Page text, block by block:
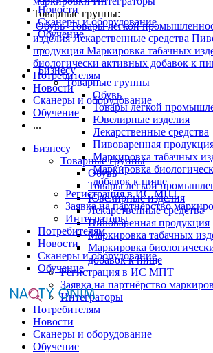
Новости
Сканеры и оборудование
Обучение
...
Бизнесу
Товарные группы
Обувь
Товары легкой
Ювелирные изделия
Лекарственные средства
Пивоваренная
Маркировка табачных
Маркировка
добавок к пище
Регистрация в ИС МПТ
Заявка на партнёрство
Интеграторы
Потребителям
Новости
Сканеры и оборудование
Обучение
Товарные группы:
ОбувьТовары легкой
изделияЛекарственные средства
продукция Маркировка табачных
биологически активных добавок к
Потребителям
Новости
Сканеры и оборудование
Обучение
...
Бизнесу
Товарные группы
Обувь
Товары легкой
Ювелирные изделия
Лекарственные средства
Пивоваренная продукция
Маркировка табачных
Маркировка
добавок к пище
Регистрация в ИС МПТ
Заявка на партнёрство
Интеграторы
Потребителям
Новости
Сканеры и оборудование
Обучение